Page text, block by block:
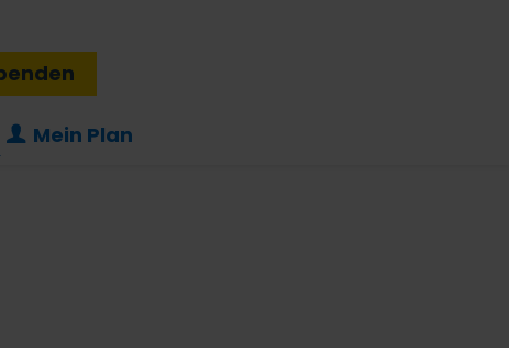
Mein Plan